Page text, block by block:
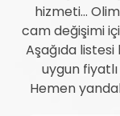
hizmeti...
cam değişimi
Aşağıda
uygun
Hemen